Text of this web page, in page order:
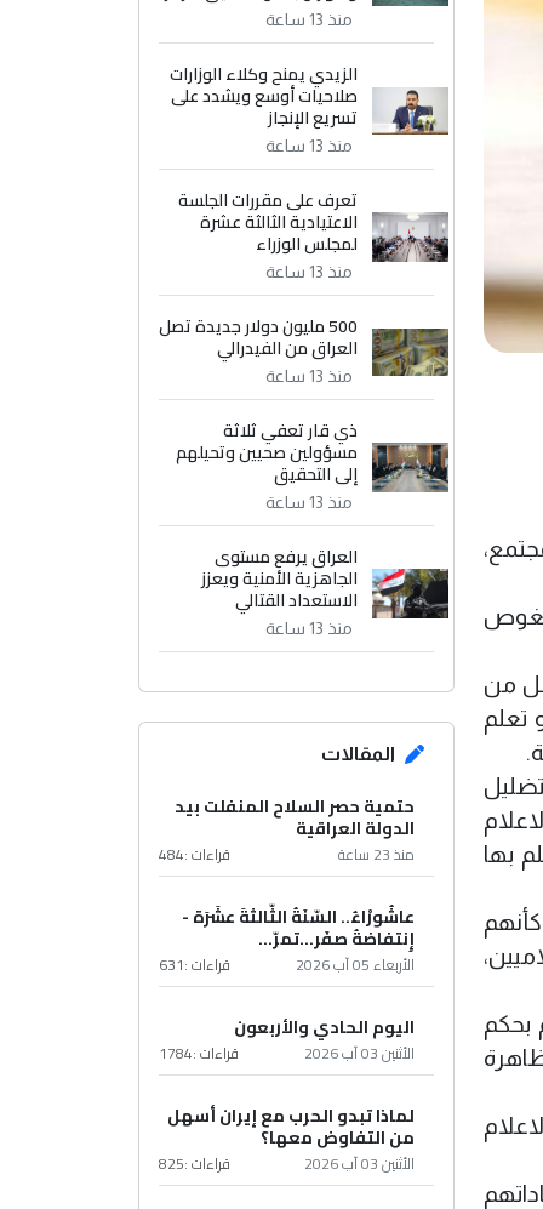
نغوص
من
تعلم
بها
بحكم
منذ 13 ساعة
الزيدي يمنح وكلاء الوزارات
صلاحيات أوسع ويشدد على
تسريع الإنجاز
منذ 13 ساعة
تعرف على مقررات الجلسة
الاعتيادية الثالثة عشرة
لمجلس الوزراء
منذ 13 ساعة
500 مليون دولار جديدة تصل
العراق من الفيدرالي
منذ 13 ساعة
ذي قار تعفي ثلاثة
مسؤولين صحيين وتحيلهم
إلى التحقيق
منذ 13 ساعة
العراق يرفع مستوى
الجاهزية الأمنية ويعزز
الاستعداد القتالي
منذ 13 ساعة
المقالات
حتمية حصر السلاح المنفلت بيد
الدولة العراقية
منذ 23 ساعة قراءات :484
عاشُورْاءُ.. السّنَةُ الثّالثةَ عشَرَة -
إِنتفاضةُ صفَر…تمرّ...
الأربعاء 05 آب 2026 قراءات :631
اليوم الحادي والأربعون
الأثنين 03 آب 2026 قراءات :1784
لماذا تبدو الحرب مع إيران أسهل
من التفاوض معها؟
الأثنين 03 آب 2026 قراءات :825